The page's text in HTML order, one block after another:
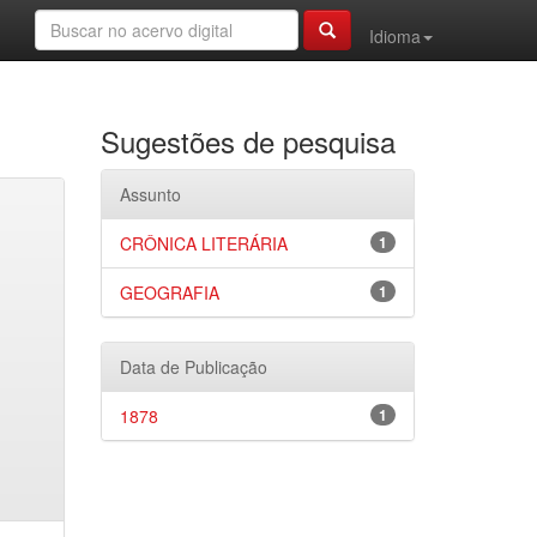
Idioma
Sugestões de pesquisa
Assunto
1
CRÔNICA LITERÁRIA
1
GEOGRAFIA
Data de Publicação
1
1878